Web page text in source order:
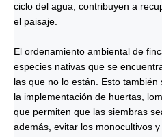
ciclo del agua, contribuyen a
el paisaje.
El ordenamiento ambiental de
especies nativas que se
las que no lo están. Esto
la implementación de huertas,
que permiten que las siembras
además, evitar los monocultivos